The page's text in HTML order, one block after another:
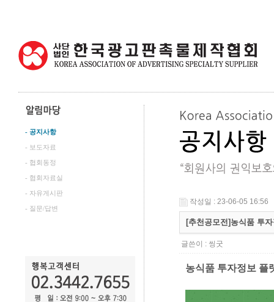
- 공지사항
- 보도자료
- 협회동정
- 협회자료실
- 자유게시판
- 질문/답변
작성일 : 23-06-05 16:56
[추천공모전]농식품 투
글쓴이 : 씽굿
농식품 투자정보 플